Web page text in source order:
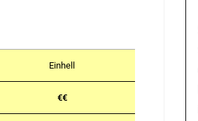
Einhell
€€